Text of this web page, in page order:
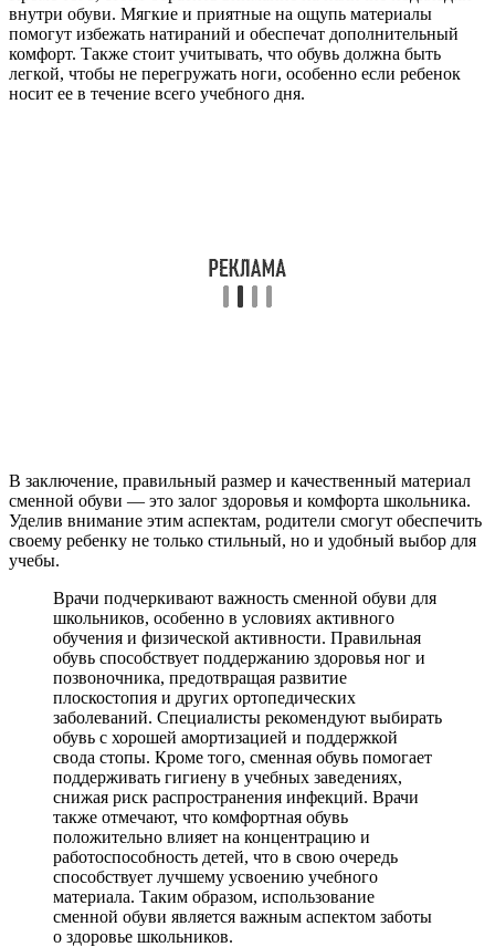
внутри обуви. Мягкие и приятные на ощупь материалы
помогут избежать натираний и обеспечат дополнительный
комфорт. Также стоит учитывать, что обувь должна быть
легкой, чтобы не перегружать ноги, особенно если ребенок
носит ее в течение всего учебного дня.
В заключение, правильный размер и качественный материал
сменной обуви — это залог здоровья и комфорта школьника.
Уделив внимание этим аспектам, родители смогут обеспечить
своему ребенку не только стильный, но и удобный выбор для
учебы.
Врачи подчеркивают важность сменной обуви для
школьников, особенно в условиях активного
обучения и физической активности. Правильная
обувь способствует поддержанию здоровья ног и
позвоночника, предотвращая развитие
плоскостопия и других ортопедических
заболеваний. Специалисты рекомендуют выбирать
обувь с хорошей амортизацией и поддержкой
свода стопы. Кроме того, сменная обувь помогает
поддерживать гигиену в учебных заведениях,
снижая риск распространения инфекций. Врачи
также отмечают, что комфортная обувь
положительно влияет на концентрацию и
работоспособность детей, что в свою очередь
способствует лучшему усвоению учебного
материала. Таким образом, использование
сменной обуви является важным аспектом заботы
о здоровье школьников.